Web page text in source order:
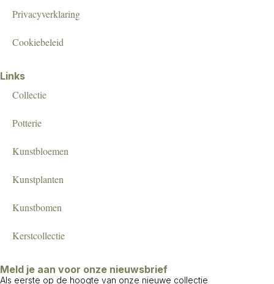
Privacyverklaring
Cookiebeleid
Links
Collectie
Potterie
Kunstbloemen
Kunstplanten
Kunstbomen
Kerstcollectie
Meld je aan voor onze nieuwsbrief
Als eerste op de hoogte van onze nieuwe collectie